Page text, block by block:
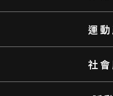
運
社